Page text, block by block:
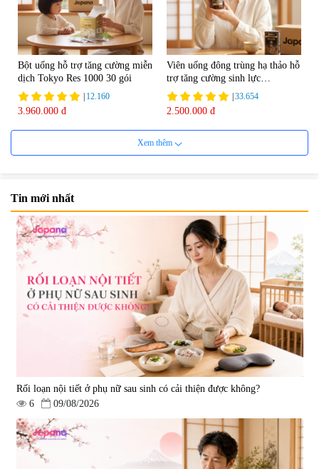
Bột uống hỗ trợ tăng cường miễn
dịch Tokyo Res 1000 30 gói
12.160
3.960.000 đ
Viên uống đông trùng hạ thảo hỗ
trợ tăng cường sinh lực
Tohchukasou Premium Yo
Group 180 viên - Date 08/2027
33.654
2.500.000 đ
Mặt Nạ Nichiei Bussan Nano
NMN+ 3D Face Mask Luxury (8
miếng)
0
1.890.000 đ
Viên uống bổ não Ribeto Shoji
Ichoha Ekisu Plus - 90 viên
|57.920
1.450.000 đ
Viên uống hỗ trợ tăng cường
sinh lý nam Fujina Monster Shot
Viên uống chống lão hóa, tăng
sức khỏe Yangmiwa NMN 60
Xem thêm
Tin mới nhất
Rối loạn nội tiết ở phụ nữ sau sinh có cải thiện được không?
6
09/08/2026